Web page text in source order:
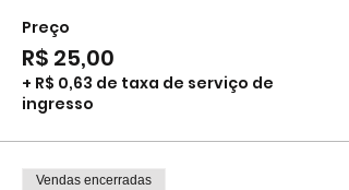
Preço
R$ 25,00
+ R$ 0,63 de taxa de serviço de
ingresso
Vendas encerradas